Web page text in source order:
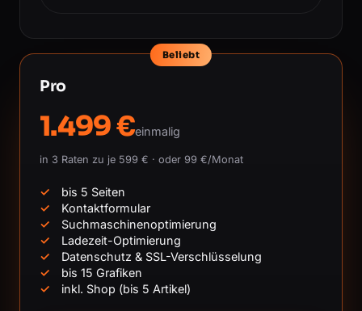
Beliebt
Pro
1.499 €einmalig
in 3 Raten zu je 599 € · oder 99 €/Monat
bis 5 Seiten
Kontaktformular
Suchmaschinenoptimierung
Ladezeit-Optimierung
Datenschutz & SSL-Verschlüsselung
bis 15 Grafiken
inkl. Shop (bis 5 Artikel)